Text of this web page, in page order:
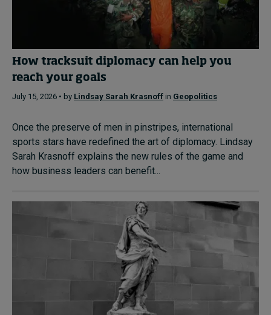
How tracksuit diplomacy can help you
reach your goals
July 15, 2026 • by Lindsay Sarah Krasnoff in Geopolitics
Once the preserve of men in pinstripes, international
sports stars have redefined the art of diplomacy. Lindsay
Sarah Krasnoff explains the new rules of the game and
how business leaders can benefit...